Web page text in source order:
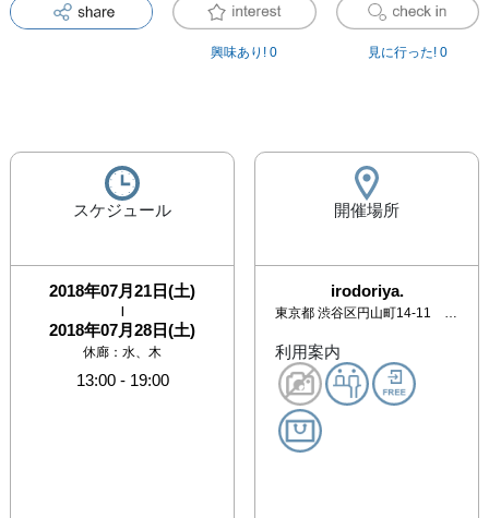
興味あり! 0 見に行った! 0
スケジュール
2018年07月21日(土)
|
2018年07月28日(土)
休廊：水、木
13:00- 19:00
開催場所
irodoriya.
東京都 渋谷区円山町14-11 ニューライオンズ渋谷102
利用案内